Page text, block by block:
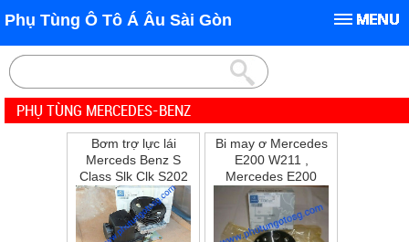
Phụ Tùng Ô Tô Á Âu Sài Gòn
PHỤ TÙNG MERCEDES-BENZ
Bơm trợ lực lái
Merceds Benz S
Class Slk Clk S202
W202 W210 S210
Bi may ơ Mercedes
E200 W211 ,
Mercedes E200
,E240 ,E280